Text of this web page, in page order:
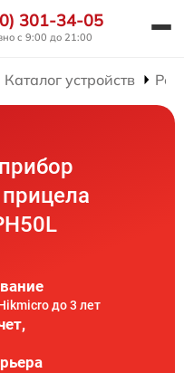
301-34-05
с 9:00 до 21:00
Каталог устройств
до 3 лет